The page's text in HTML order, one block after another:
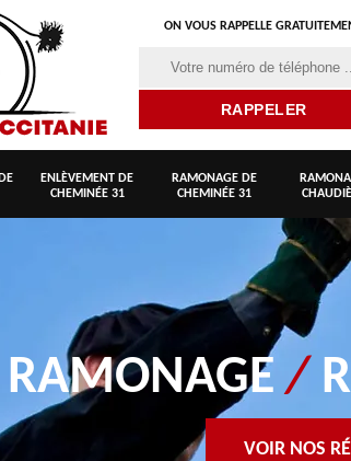
ON VOUS RAPPELLE
ENLÈVEMENT DE
CHEMINÉE 31
RAMONAGE DE
CHEMINÉE 31
RAMONAGE/
VOIR NOS